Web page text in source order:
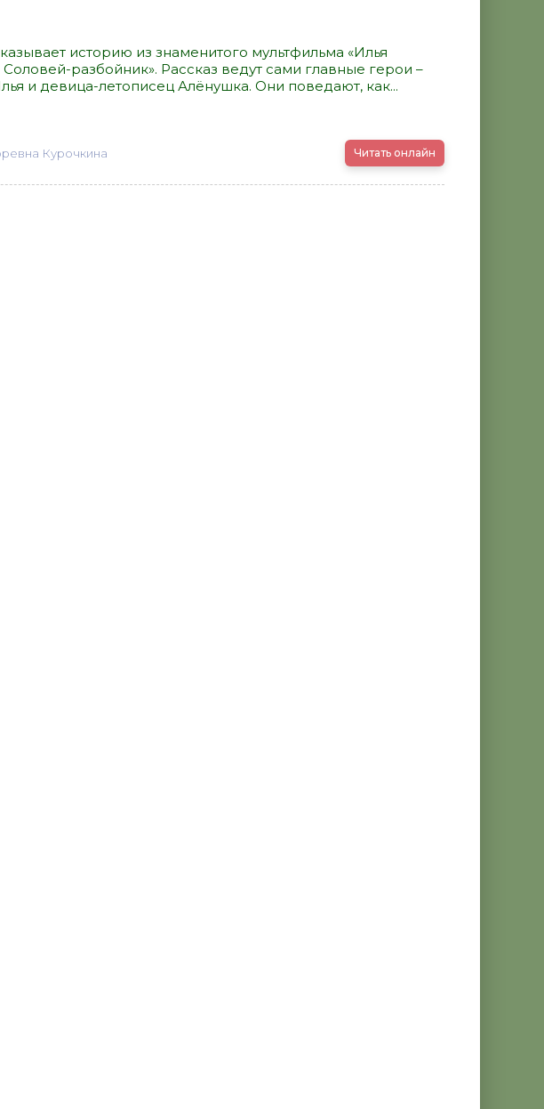
историю из знаменитого мультфильма «Илья
разбойник». Рассказ ведут сами главные герои –
и девица-летописец Алёнушка. Они поведают, как...
Курочкина Читать онлайн